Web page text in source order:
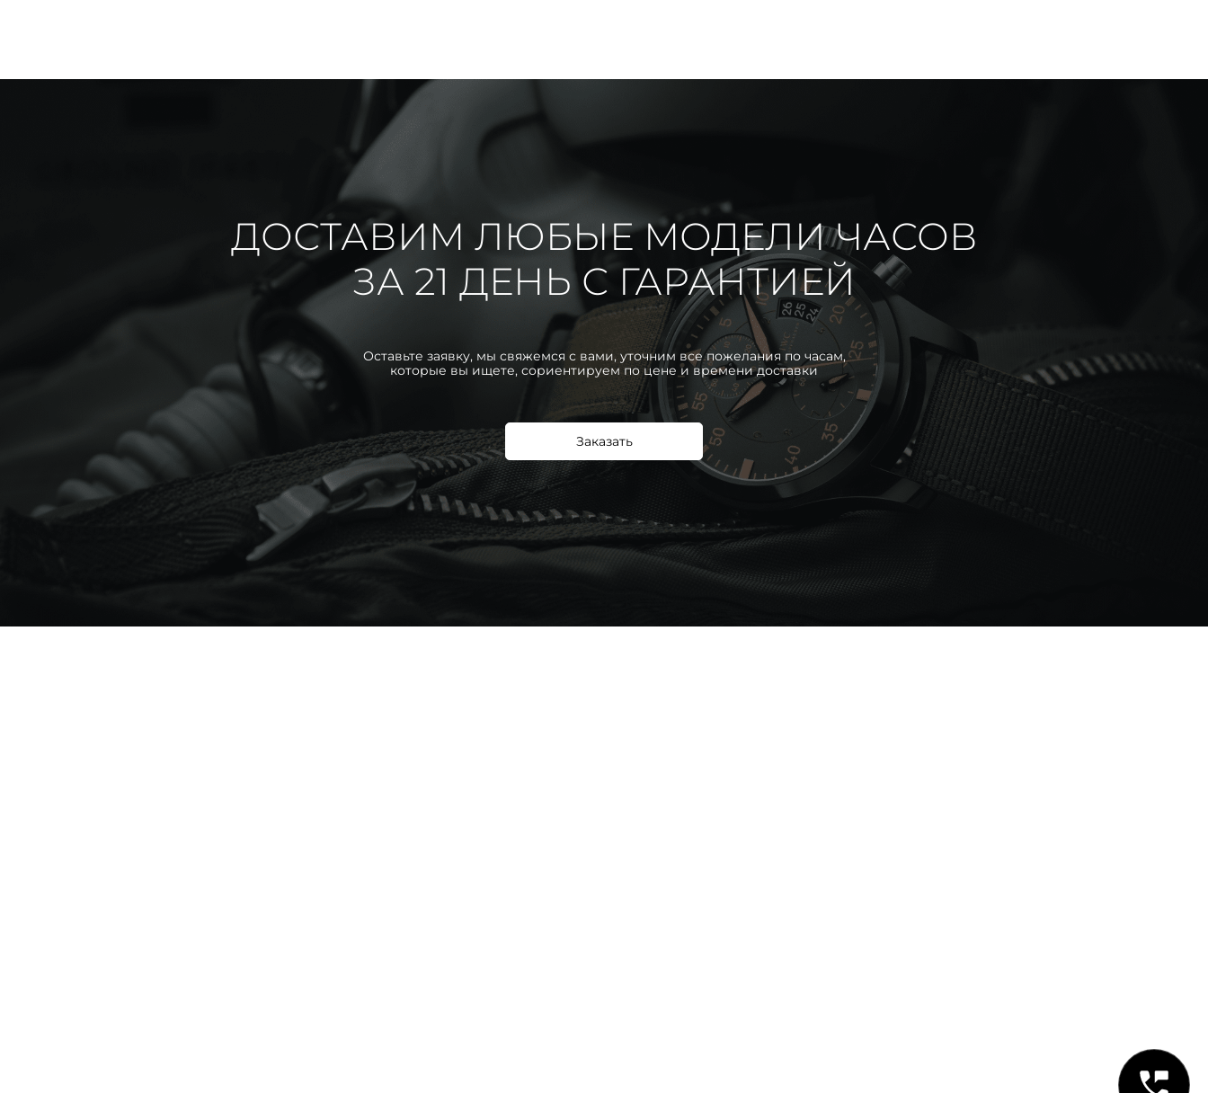
ДОСТАВИМ ЛЮБЫЕ МОДЕЛИ ЧАСОВ
ЗА 21 ДЕНЬ С ГАРАНТИЕЙ
Оставьте заявку, мы свяжемся с вами, уточним все пожелания по часам,
которые вы ищете, сориентируем по цене и времени доставки
Заказать